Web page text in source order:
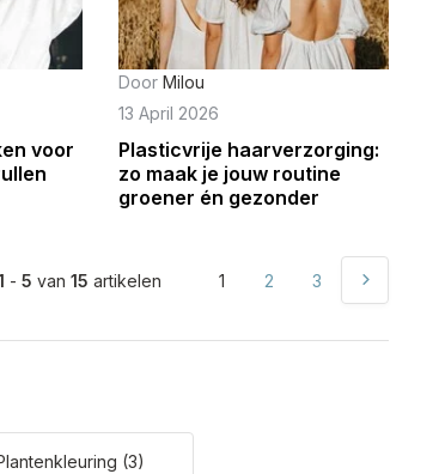
voor
Door Milou
13 April 2026
Plasticvrije haarverzorging:
zo maak je jouw routine
groener én gezonder
- 5 van 15 artikelen 1 2 3
(3)